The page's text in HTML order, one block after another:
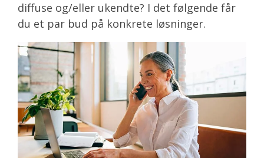
diffuse og/eller ukendte? I det følgende får
du et par bud på konkrete løsninger.